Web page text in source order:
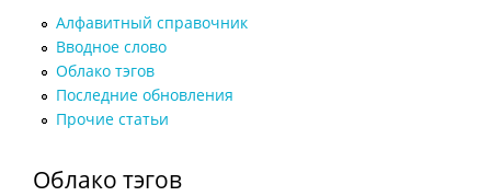
Алфавитный справочник
Вводное слово
Облако тэгов
Последние обновления
Прочие статьи
Облако тэгов